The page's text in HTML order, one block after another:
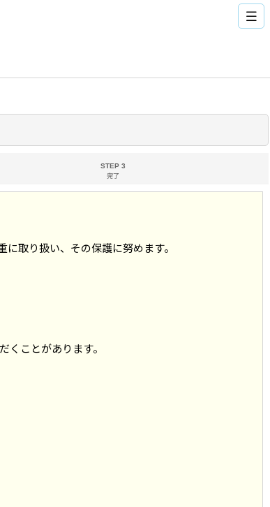
STEP 3
完了
取り扱い、その保護に努めます。
ことがあります。